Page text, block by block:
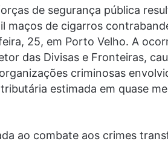
de segurança pública
maços de cigarros
25, em Porto Velho. A
das Divisas e Fronteiras,
criminosas
estimada em quase
ao combate aos crimes